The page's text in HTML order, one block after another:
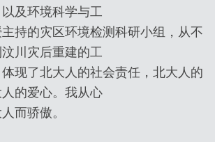
及环境科学与工
持的灾区环境检测科研小组，从不
川灾后重建的工
现了北大人的社会责任，北大人的
的爱心。我从心
而骄傲。